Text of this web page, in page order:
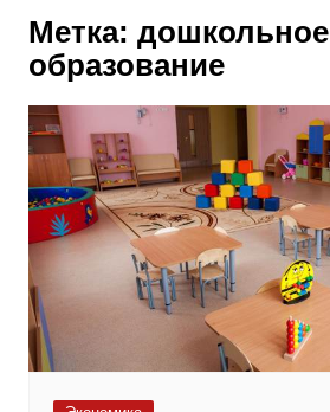
Метка: дошкольное
образование